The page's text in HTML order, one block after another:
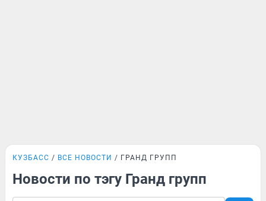
КУЗБАСС ВСЕ НОВОСТИ ГРАНД ГРУПП
Новости по тэгу Гранд групп